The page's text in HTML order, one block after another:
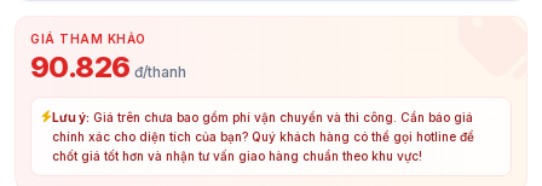
GIÁ THAM KHẢO
90.826 đ/thanh
Lưu ý: Giá trên chưa bao gồm phí vận chuyển và thi công. Cần báo giá
chính xác cho diện tích của bạn? Quý khách hàng có thể gọi hotline để
chốt giá tốt hơn và nhận tư vấn giao hàng chuẩn theo khu vực!